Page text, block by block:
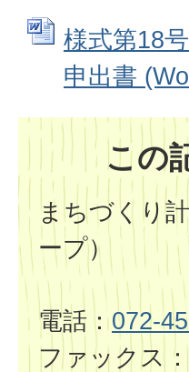
様式第18
申出書
この
まちづくり
ープ）
電話：072-
ファックス